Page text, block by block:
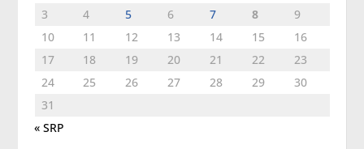
3
4 5 6 7 8
9
10
11 12 13 14 15
16
17
18 19 20 21 22
23
24
25 26 27 28 29
30
31
« SRP